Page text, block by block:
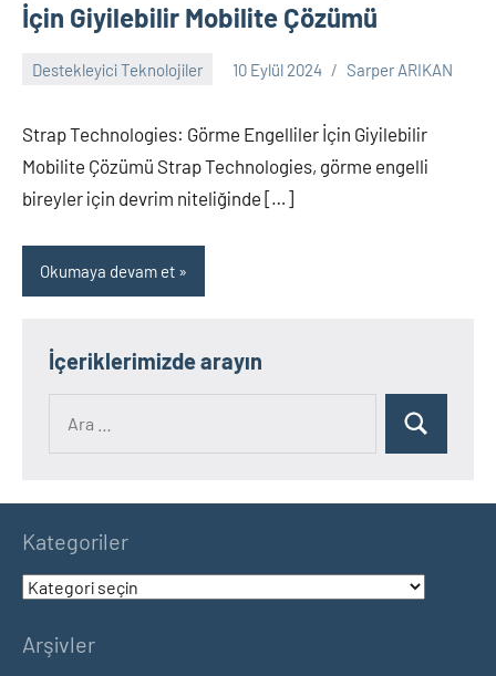
İçin Giyilebilir Mobilite Çözümü
Destekleyici Teknolojiler 10 Eylül 2024 Sarper ARIKAN
Strap Technologies: Görme Engelliler İçin Giyilebilir
Mobilite Çözümü Strap Technologies, görme engelli
bireyler için devrim niteliğinde […]
Okumaya devam et
İçeriklerimizde arayın
Ara
Kategoriler
Kategoriler
Arşivler